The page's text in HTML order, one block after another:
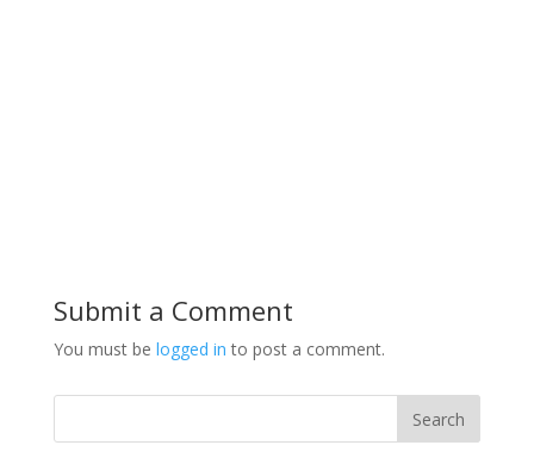
Submit a Comment
You must be logged in to post a comment.